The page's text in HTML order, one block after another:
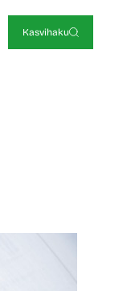
Kasvihaku